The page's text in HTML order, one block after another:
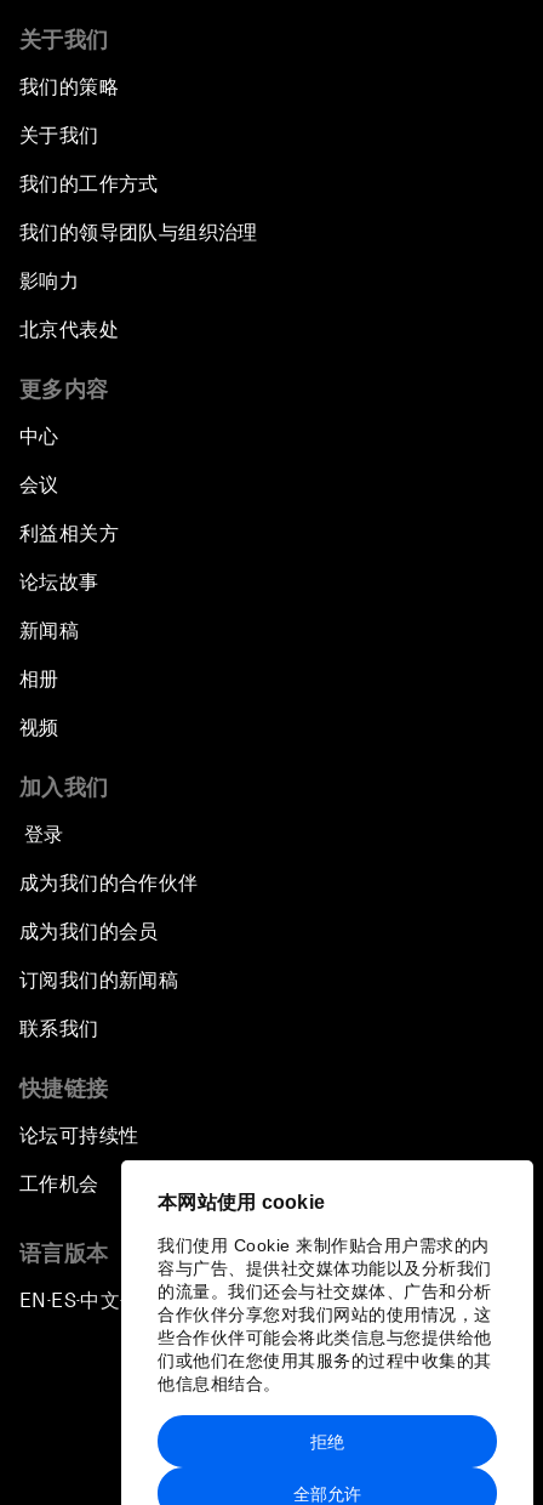
本网站使用 cookie
我们使用 Cookie 来制作贴合用户需求的内
容与广告、提供社交媒体功能以及分析我们
的流量。我们还会与社交媒体、广告和分析
合作伙伴分享您对我们网站的使用情况，这
些合作伙伴可能会将此类信息与您提供给他
们或他们在您使用其服务的过程中收集的其
他信息相结合。
全部允许
拒绝
关于我们
我们的策略
关于我们
我们的工作方式
我们的领导团队与组织治理
影响力
北京代表处
更多内容
中心
会议
利益相关方
论坛故事
新闻稿
相册
视频
加入我们
登录
成为我们的合作伙伴
成为我们的会员
订阅我们的新闻稿
联系我们
快捷链接
论坛可持续性
工作机会
语言版本
EN ▪ES▪中文▪ 日本語